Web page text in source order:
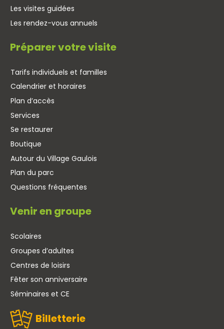
Les visites guidées
Les rendez-vous annuels
Préparer votre visite
Tarifs individuels et familles
Calendrier et horaires
Plan d’accès
Services
Se restaurer
Boutique
Autour du Village Gaulois
Plan du parc
Questions fréquentes
Venir en groupe
Scolaires
Groupes d’adultes
Centres de loisirs
Fêter son anniversaire
Séminaires et CE
Billetterie